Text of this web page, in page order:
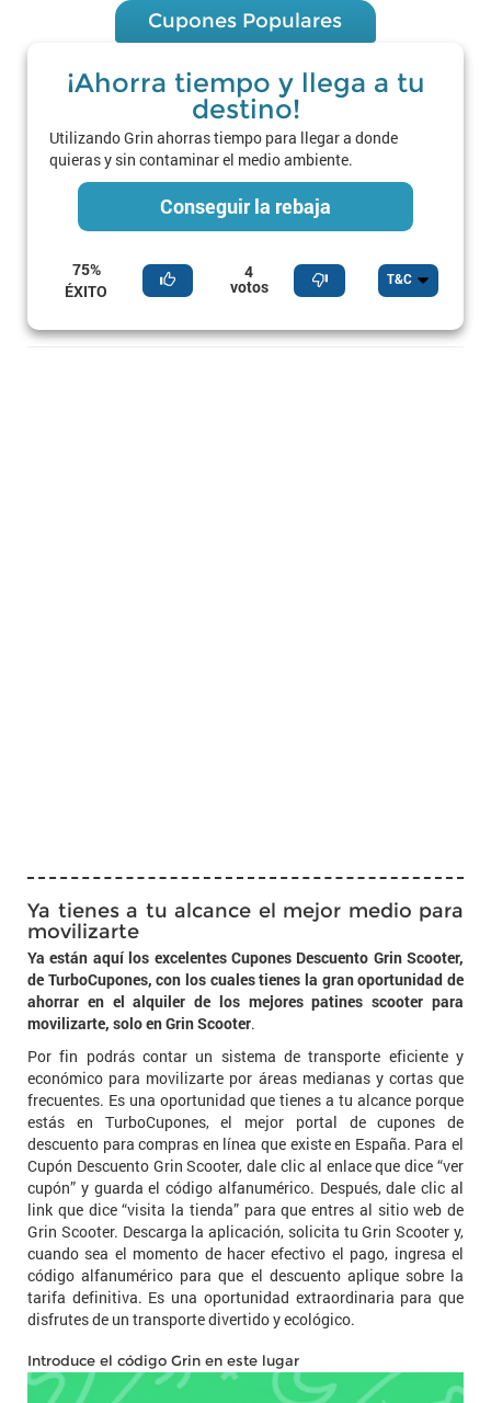
Cupones Populares
¡Ahorra tiempo y llega a tu
destino!
Utilizando Grin ahorras tiempo para llegar a donde
quieras y sin contaminar el medio ambiente.
Conseguir la rebaja
75%
ÉXITO
4
votos T&C
Ya tienes a tu alcance el mejor medio para
movilizarte
Ya están aquí los excelentes Cupones Descuento Grin Scooter,
de TurboCupones, con los cuales tienes la gran oportunidad de
ahorrar en el alquiler de los mejores patines scooter para
movilizarte, solo en Grin Scooter.
Por fin podrás contar un sistema de transporte eficiente y
económico para movilizarte por áreas medianas y cortas que
frecuentes. Es una oportunidad que tienes a tu alcance porque
estás en TurboCupones, el mejor portal de cupones de
descuento para compras en línea que existe en España. Para el
Cupón Descuento Grin Scooter, dale clic al enlace que dice “ver
cupón” y guarda el código alfanumérico. Después, dale clic al
link que dice “visita la tienda” para que entres al sitio web de
Grin Scooter. Descarga la aplicación, solicita tu Grin Scooter y,
cuando sea el momento de hacer efectivo el pago, ingresa el
código alfanumérico para que el descuento aplique sobre la
tarifa definitiva. Es una oportunidad extraordinaria para que
disfrutes de un transporte divertido y ecológico.
Introduce el código Grin en este lugar